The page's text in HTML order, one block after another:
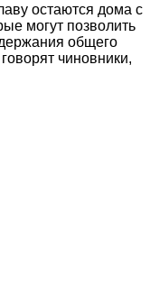
остаются дома с
могут позволить
общего
чиновники,